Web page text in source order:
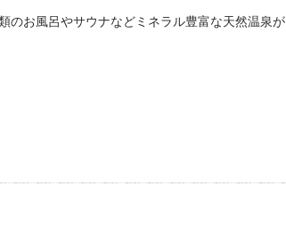
別なひとときを「毎月10分無
のお風呂やサウナなどミネラル豊富な天然温泉が